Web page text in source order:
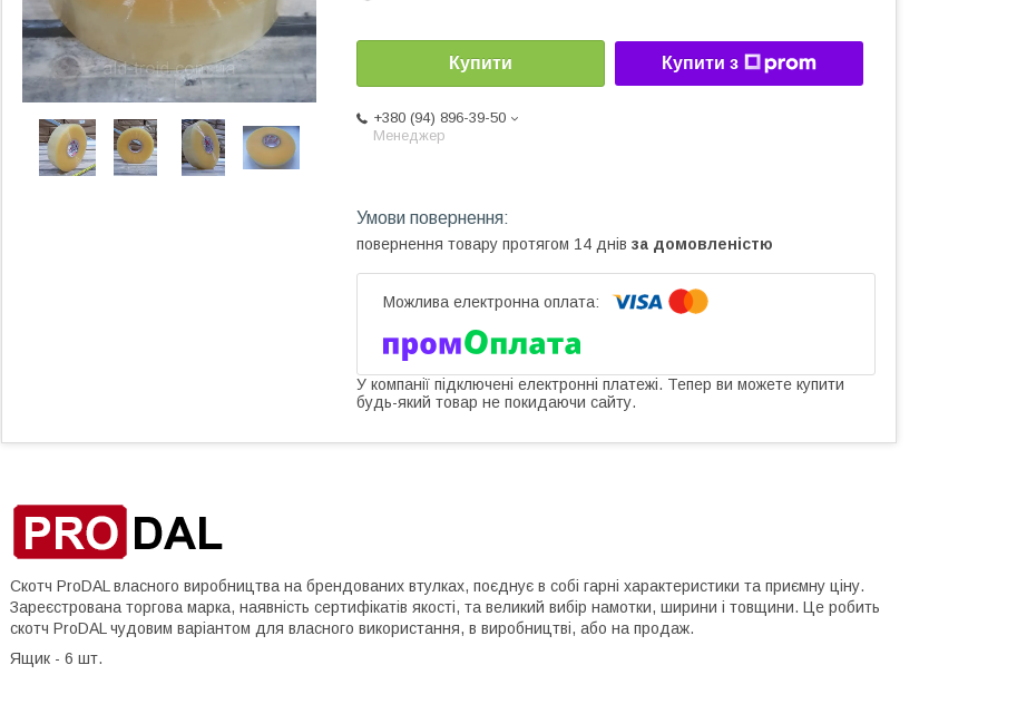
Купити Купити з
+380 (94) 896-39-50
Менеджер
повернення товару протягом 14 днів за домовленістю
У компанії підключені електронні платежі. Тепер ви можете купити
будь-який товар не покидаючи сайту.
Скотч ProDAL власного виробництва на брендованих втулках, поєднує в собі гарні характеристики та приємну ціну.
Зареєстрована торгова марка, наявність сертифікатів якості, та великий вибір намотки, ширини і товщини. Це робить
скотч ProDAL чудовим варіантом для власного використання, в виробництві, або на продаж.
Ящик - 6 шт.